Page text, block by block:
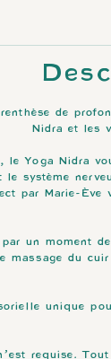
de
Nidra et les
le Yoga Nidra
le système
par Marie-Ève
un moment
massage du
unique
requise.